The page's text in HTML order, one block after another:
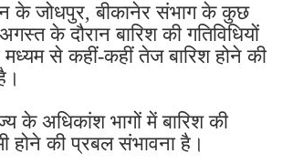
के जोधपुर, बीकानेर संभाग के कुछ
के दौरान बारिश की गतिविधियों
मध्यम से कहीं-कहीं तेज बारिश होने की
के अधिकांश भागों में बारिश की
होने की प्रबल संभावना है।